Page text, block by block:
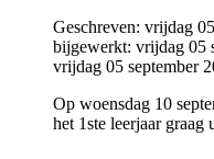
Geschreven: vrijdag
bijgewerkt: vrijdag 05
vrijdag 05 september
Op woensdag 10
het 1ste leerjaar graag